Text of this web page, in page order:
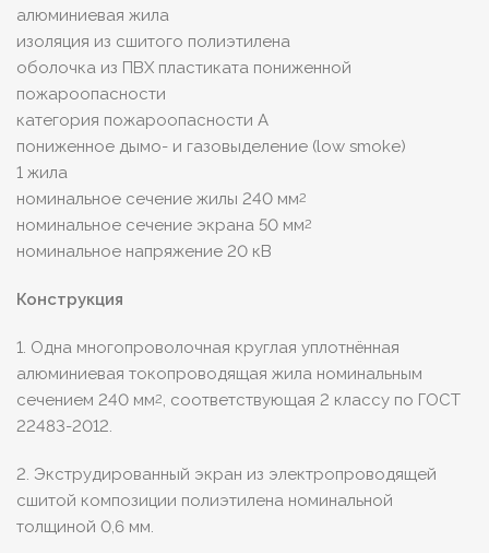
алюминиевая жила
изоляция из сшитого полиэтилена
оболочка из ПВХ пластиката пониженной
пожароопасности
категория пожароопасности A
пониженное дымо- и газовыделение (low smoke)
1 жила
номинальное сечение жилы 240 мм2
номинальное сечение экрана 50 мм2
номинальное напряжение 20 кВ
Конструкция
1. Одна многопроволочная круглая уплотнённая
алюминиевая токопроводящая жила номинальным
сечением 240 мм2, соответствующая 2 классу по ГОСТ
22483-2012.
2. Экструдированный экран из электропроводящей
сшитой композиции полиэтилена номинальной
толщиной 0,6 мм.